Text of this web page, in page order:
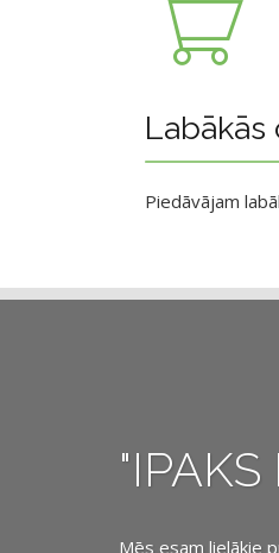
Labākās
Piedāvājam
"IPAKS
Mēs esam lielākie